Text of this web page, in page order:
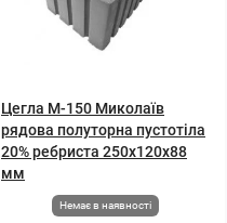
Цегла М-150 Миколаїв
рядова полуторна пустотіла
20% ребриста 250х120х88
мм
Немає в наявності